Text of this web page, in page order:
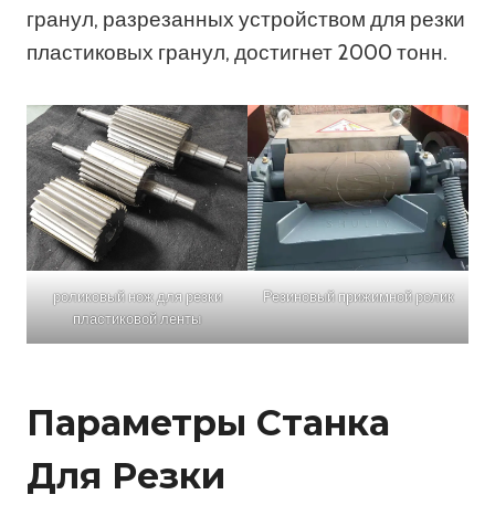
гранул, разрезанных устройством для резки
пластиковых гранул, достигнет 2000 тонн.
роликовый нож для резки
пластиковой ленты
Резиновый прижимной ролик
Параметры Станка
Для Резки